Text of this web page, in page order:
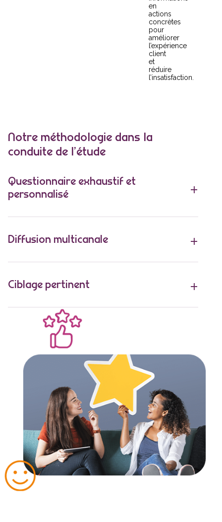
en
actions
concrètes
pour
améliorer
l’expérience
client
et
réduire
l’insatisfaction.
Notre méthodologie dans la
conduite de l’étude
Questionnaire exhaustif et
personnalisé
Diffusion multicanale
Ciblage pertinent